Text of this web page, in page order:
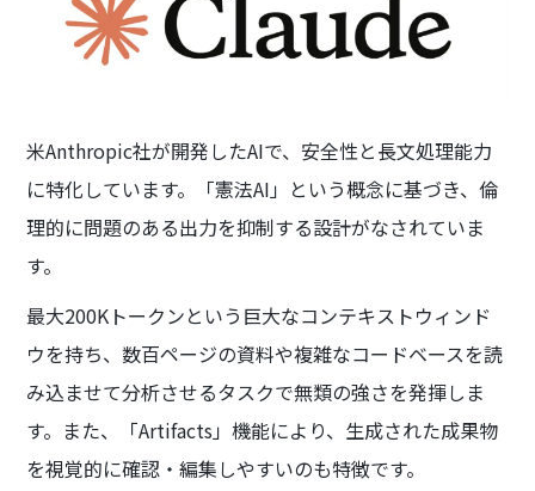
米Anthropic社が開発したAIで、安全性と長文処理能力
に特化しています。「憲法AI」という概念に基づき、倫
理的に問題のある出力を抑制する設計がなされていま
す。
最大200Kトークンという巨大なコンテキストウィンド
ウを持ち、数百ページの資料や複雑なコードベースを読
み込ませて分析させるタスクで無類の強さを発揮しま
す。また、「Artifacts」機能により、生成された成果物
を視覚的に確認・編集しやすいのも特徴です。